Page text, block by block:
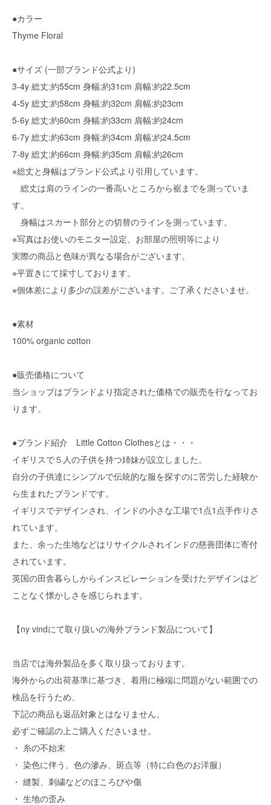
●カラー
Thyme Floral
●サイズ (一部ブランド公式より)
3-4y 総丈:約55cm 身幅:約31cm 肩幅:約22.5cm
4-5y 総丈:約58cm 身幅:約32cm 肩幅:約23cm
5-6y 総丈:約60cm 身幅:約33cm 肩幅:約24cm
6-7y 総丈:約63cm 身幅:約34cm 肩幅:約24.5cm
7-8y 総丈:約66cm 身幅:約35cm 肩幅:約26cm
※総丈と身幅はブランド公式より引用しています。
総丈は肩のラインの一番高いところから裾までを測っていま
す。
身幅はスカート部分との切替のラインを測っています。
※写真はお使いのモニター設定、お部屋の照明等により
実際の商品と色味が異なる場合がございます。
※平置きにて採寸しております。
※個体差により多少の誤差がございます。ご了承くださいませ。
●素材
100% organic cotton
●販売価格について
当ショップはブランドより指定された価格での販売を行なってお
ります。
●ブランド紹介 Little Cotton Clothesとは・・・
イギリスで５人の子供を持つ姉妹が設立しました。
自分の子供達にシンプルで伝統的な服を探すのに苦労した経験か
ら生まれたブランドです。
イギリスでデザインされ、インドの小さな工場で1点1点手作りさ
れています。
また、余った生地などはリサイクルされインドの慈善団体に寄付
されています。
英国の田舎暮らしからインスピレーションを受けたデザインはど
ことなく懐かしさを感じられます。
【ny vindにて取り扱いの海外ブランド製品について】
当店では海外製品を多く取り扱っております。
海外からの出荷基準に基づき、着用に極端に問題がない範囲での
検品を行うため、
下記の商品も返品対象とはなりません。
必ずご確認の上ご購入くださいませ。
・ 糸の不始末
・ 染色に伴う、色の滲み、斑点等（特に白色のお洋服）
・ 縫製、刺繍などのほころびや傷
・ 生地の歪み